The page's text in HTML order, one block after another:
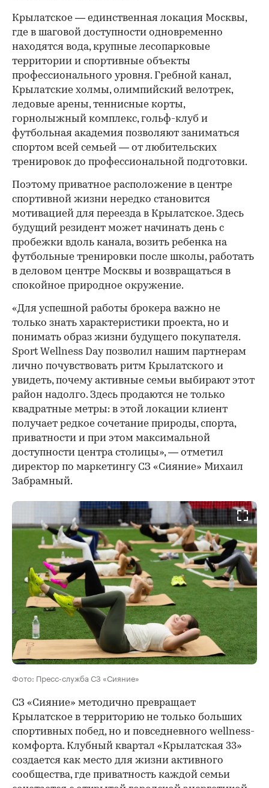
Крылатское — единственная локация Москвы,
где в шаговой доступности одновременно
находятся вода, крупные лесопарковые
территории и спортивные объекты
профессионального уровня. Гребной канал,
Крылатские холмы, олимпийский велотрек,
ледовые арены, теннисные корты,
горнолыжный комплекс, гольф-клуб и
футбольная академия позволяют заниматься
спортом всей семьей — от любительских
тренировок до профессиональной подготовки.
Поэтому приватное расположение в центре
спортивной жизни нередко становится
мотивацией для переезда в Крылатское. Здесь
будущий резидент может начинать день с
пробежки вдоль канала, возить ребенка на
футбольные тренировки после школы, работать
в деловом центре Москвы и возвращаться в
спокойное природное окружение.
«Для успешной работы брокера важно не
только знать характеристики проекта, но и
понимать образ жизни будущего покупателя.
Sport Wellness Day позволил нашим партнерам
лично почувствовать ритм Крылатского и
увидеть, почему активные семьи выбирают этот
район надолго. Здесь продаются не только
квадратные метры: в этой локации клиент
получает редкое сочетание природы, спорта,
приватности и при этом максимальной
доступности центра столицы», — отметил
директор по маркетингу СЗ «Сияние» Михаил
Забрамный.
Фото: Пресс-служба СЗ «Сияние»
СЗ «Сияние» методично превращает
Крылатское в территорию не только больших
спортивных побед, но и повседневного wellness-
комфорта. Клубный квартал «Крылатская 33»
создается как место для жизни активного
сообщества, где приватность каждой семьи